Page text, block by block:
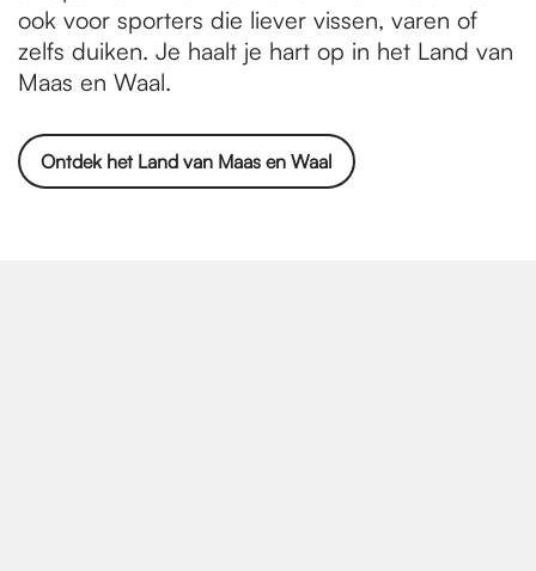
ook voor sporters die liever vissen, varen of
zelfs duiken. Je haalt je hart op in het Land van
Maas en Waal.
Ontdek het Land van Maas en Waal